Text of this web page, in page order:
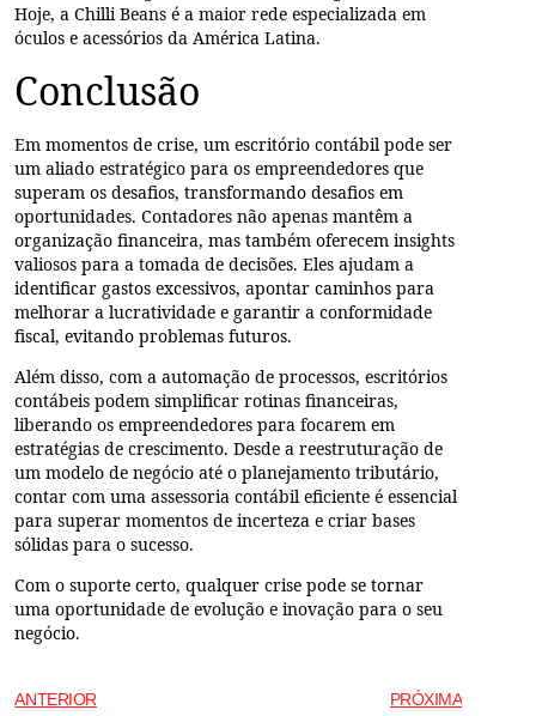
Hoje, a Chilli Beans é a maior rede especializada em
óculos e acessórios da América Latina.
Conclusão
Em momentos de crise, um escritório contábil pode ser
um aliado estratégico para os empreendedores que
superam os desafios, transformando desafios em
oportunidades. Contadores não apenas mantêm a
organização financeira, mas também oferecem insights
valiosos para a tomada de decisões. Eles ajudam a
identificar gastos excessivos, apontar caminhos para
melhorar a lucratividade e garantir a conformidade
fiscal, evitando problemas futuros.
Além disso, com a automação de processos, escritórios
contábeis podem simplificar rotinas financeiras,
liberando os empreendedores para focarem em
estratégias de crescimento. Desde a reestruturação de
um modelo de negócio até o planejamento tributário,
contar com uma assessoria contábil eficiente é essencial
para superar momentos de incerteza e criar bases
sólidas para o sucesso.
Com o suporte certo, qualquer crise pode se tornar
uma oportunidade de evolução e inovação para o seu
negócio.
ANTERIOR PRÓXIMA